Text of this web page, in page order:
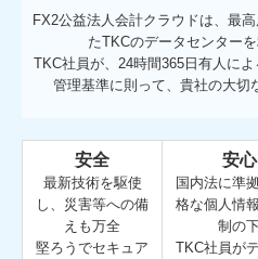
FX2公益法人会計クラウドは、最
たTKCのデータセンター
TKC社員が、24時間365日有人に
管理基準に則って、貴社の大切
安全
最新技術を駆使
し、災害等への備
えも万全
堅ろうでセキュア
安心
国内法に準
格な個人情
制の
TKC社員が